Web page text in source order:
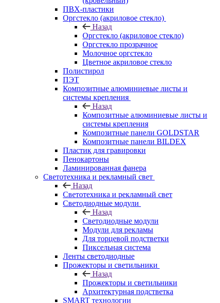
ПВХ-пластики
Оргстекло (акриловое стекло)
Назад
Оргстекло (акриловое стекло)
Оргстекло прозрачное
Молочное оргстекло
Цветное акриловое стекло
Полистирол
ПЭТ
Композитные алюминиевые листы и
системы крепления
Назад
Композитные алюминиевые листы и
системы крепления
Композитные панели GOLDSTAR
Композитные панели BILDEX
Пластик для гравировки
Пенокартоны
Ламинированная фанера
Светотехника и рекламный свет
Назад
Светотехника и рекламный свет
Светодиодные модули
Назад
Светодиодные модули
Модули для рекламы
Для торцевой подстветки
Пиксельная система
Ленты светодиодные
Прожекторы и светильники
Назад
Прожекторы и светильники
Архитектурная подстветка
SMART технологии